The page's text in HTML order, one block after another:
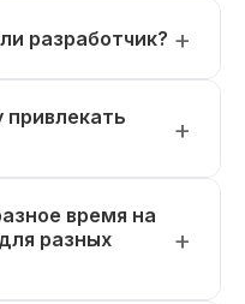
разработчик?
привлекать
время на
разных